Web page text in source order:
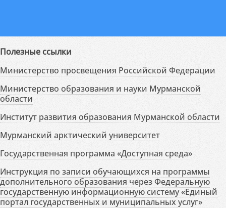
Полезные ссылки
Министерство просвещения Российской Федерации
Министерство образования и науки Мурманской
области
Институт развития образования Мурманской области
Мурманский арктический университет
Государственная программа «Доступная среда»
Инструкция по записи обучающихся на программы
дополнительного образования через Федеральную
государственную информационную систему «Единый
портал государственных и муниципальных услуг»